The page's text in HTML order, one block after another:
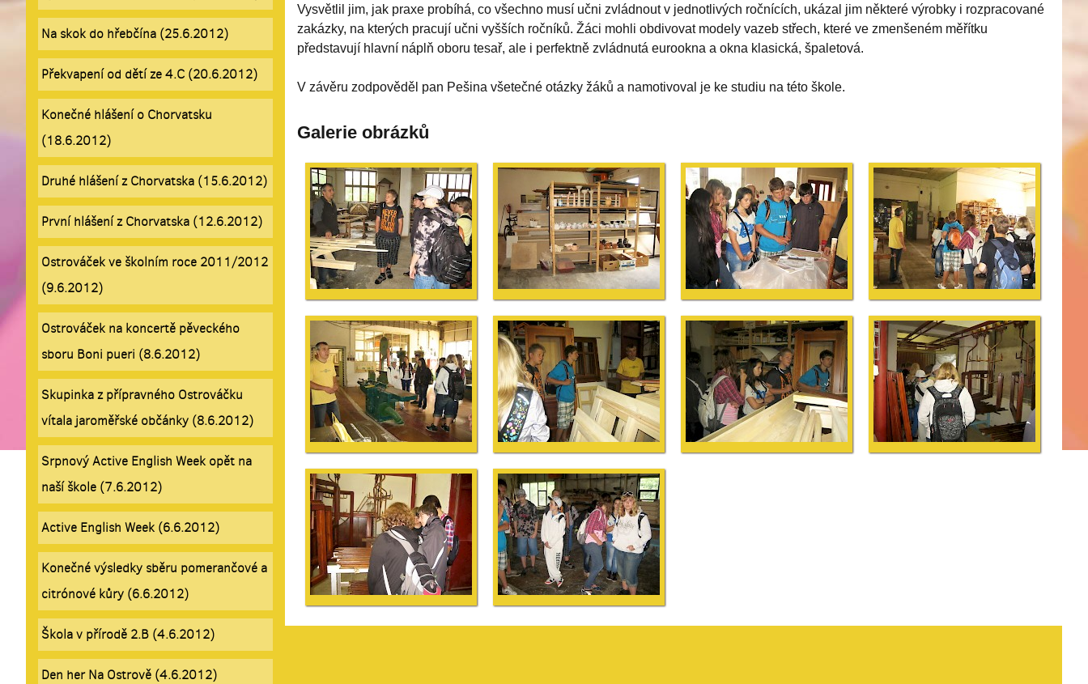
Na skok do hřebčína (25.6.2012)
Překvapení od dětí ze 4.C (20.6.2012)
Konečné hlášení o Chorvatsku
(18.6.2012)
Druhé hlášení z Chorvatska (15.6.2012)
První hlášení z Chorvatska (12.6.2012)
Ostrováček ve školním roce 2011/2012
(9.6.2012)
Ostrováček na koncertě pěveckého
sboru Boni pueri (8.6.2012)
Skupinka z přípravného Ostrováčku
vítala jaroměřské občánky (8.6.2012)
Srpnový Active English Week opět na
naší škole (7.6.2012)
Active English Week (6.6.2012)
Konečné výsledky sběru pomerančové a
citrónové kůry (6.6.2012)
Škola v přírodě 2.B (4.6.2012)
Den her Na Ostrově (4.6.2012)
Vysvětlil jim, jak praxe probíhá, co všechno musí učni zvládnout v jednotlivých ročnících, ukázal jim některé výrobky i rozpracované
zakázky, na kterých pracují učni vyšších ročníků. Žáci mohli obdivovat modely vazeb střech, které ve zmenšeném měřítku
představují hlavní náplň oboru tesař, ale i perfektně zvládnutá eurookna a okna klasická, špaletová.
V závěru zodpověděl pan Pešina všetečné otázky žáků a namotivoval je ke studiu na této škole.
Galerie obrázků